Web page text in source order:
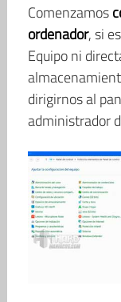
Comenzamos
ordenador, si
Equipo ni
dirigirnos al
administrador